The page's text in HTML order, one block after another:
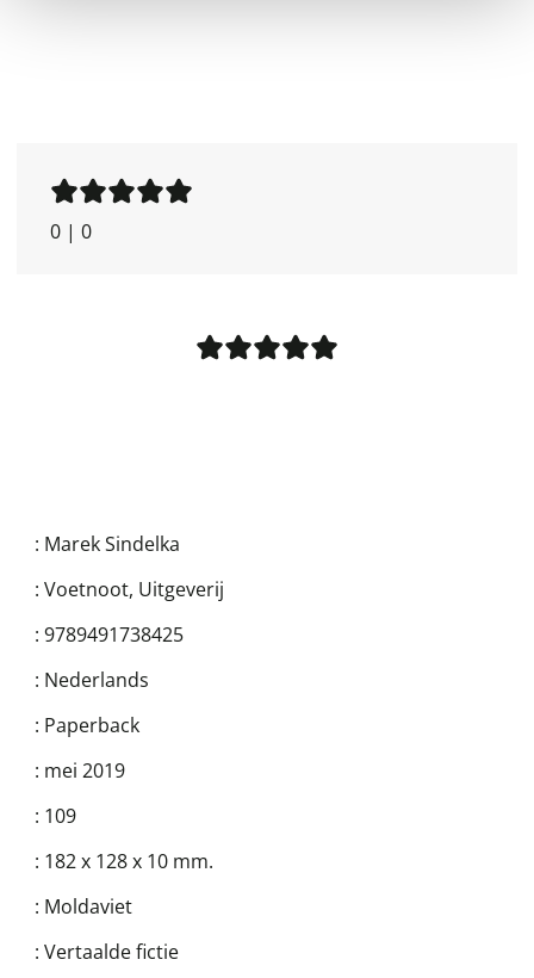
0 | 0
: Marek Sindelka
: Voetnoot, Uitgeverij
: 9789491738425
: Nederlands
: Paperback
: mei 2019
: 109
: 182 x 128 x 10 mm.
: Moldaviet
: Vertaalde fictie